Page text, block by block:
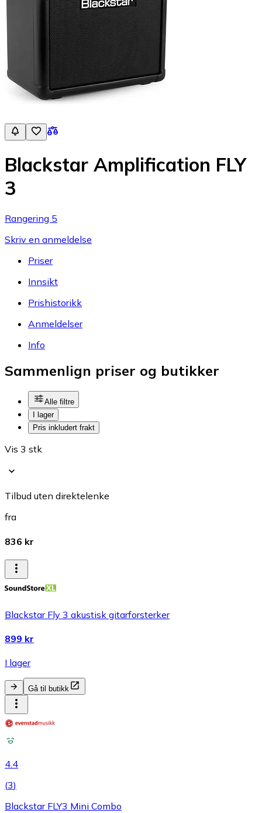
Blackstar Amplification FLY
3
Rangering 5
Skriv en anmeldelse
Priser
Innsikt
Prishistorikk
Anmeldelser
Info
Sammenlign priser og butikker
Alle filtre
I lager
Pris inkludert frakt
Vis 3 stk
Tilbud uten direktelenke
fra
836 kr
Blackstar Fly 3 akustisk gitarforsterker
899 kr
I lager
Gå til butikk
4.4
(3)
Blackstar FLY3 Mini Combo